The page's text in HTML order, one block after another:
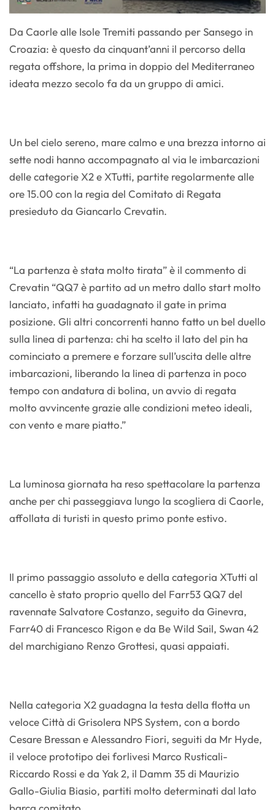
Da Caorle alle Isole Tremiti passando per Sansego in
Croazia: è questo da cinquant’anni il percorso della
regata offshore, la prima in doppio del Mediterraneo
ideata mezzo secolo fa da un gruppo di amici.
Un bel cielo sereno, mare calmo e una brezza intorno ai
sette nodi hanno accompagnato al via le imbarcazioni
delle categorie X2 e XTutti, partite regolarmente alle
ore 15.00 con la regia del Comitato di Regata
presieduto da Giancarlo Crevatin.
“La partenza è stata molto tirata” è il commento di
Crevatin “QQ7 è partito ad un metro dallo start molto
lanciato, infatti ha guadagnato il gate in prima
posizione. Gli altri concorrenti hanno fatto un bel duello
sulla linea di partenza: chi ha scelto il lato del pin ha
cominciato a premere e forzare sull’uscita delle altre
imbarcazioni, liberando la linea di partenza in poco
tempo con andatura di bolina, un avvio di regata
molto avvincente grazie alle condizioni meteo ideali,
con vento e mare piatto.”
La luminosa giornata ha reso spettacolare la partenza
anche per chi passeggiava lungo la scogliera di Caorle,
affollata di turisti in questo primo ponte estivo.
Il primo passaggio assoluto e della categoria XTutti al
cancello è stato proprio quello del Farr53 QQ7 del
ravennate Salvatore Costanzo, seguito da Ginevra,
Farr40 di Francesco Rigon e da Be Wild Sail, Swan 42
del marchigiano Renzo Grottesi, quasi appaiati.
Nella categoria X2 guadagna la testa della flotta un
veloce Città di Grisolera NPS System, con a bordo
Cesare Bressan e Alessandro Fiori, seguiti da Mr Hyde,
il veloce prototipo dei forlivesi Marco Rusticali-
Riccardo Rossi e da Yak 2, il Damm 35 di Maurizio
Gallo-Giulia Biasio, partiti molto determinati dal lato